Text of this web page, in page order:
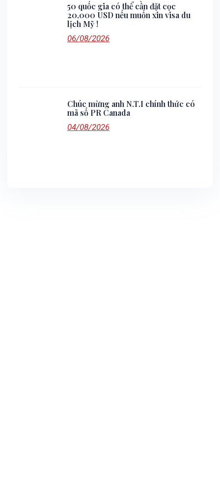
50 quốc gia có thể cần đặt cọc
20,000 USD nếu muốn xin visa du
lịch Mỹ !
06/08/2026
Chúc mừng anh N.T.I chính thức có
mã số PR Canada
04/08/2026